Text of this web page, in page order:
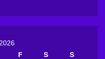
F S
S